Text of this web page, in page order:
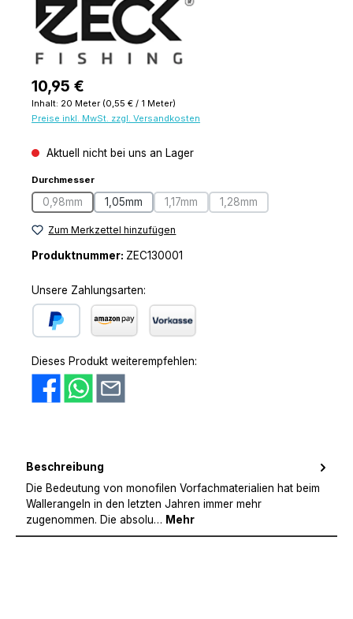
Regulärer Preis:
10,95 €
Inhalt: 20 Meter (0,55 € / 1 Meter)
Preise inkl. MwSt. zzgl. Versandkosten
Aktuell nicht bei uns an Lager
Durchmesserauswählen
0,98mm(Diese Option ist zurzeit nicht verfügbar.)
1,05mm 1,17mm(Diese Option ist zurzeit nicht
1,28mm(Diese Option ist zurzeit
Zum Merkzettel hinzufügen
Produktnummer: ZEC130001
Unsere Zahlungsarten:
Dieses Produkt weiterempfehlen:
Beschreibung
Die Bedeutung von monofilen Vorfachmaterialien hat beim
Wallerangeln in den letzten Jahren immer mehr
zugenommen. Die absolu… Mehr